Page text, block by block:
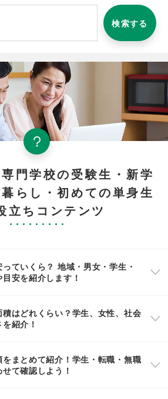
検索する
門学校の受験生・新学
らし・初めての単身生
立ちコンテンツ
ていくら？ 地域・男女・学生・
安を紹介します！
はどれくらい？学生、女性、社会
紹介！
まとめて紹介！学生・転職・無職
て確認しよう！